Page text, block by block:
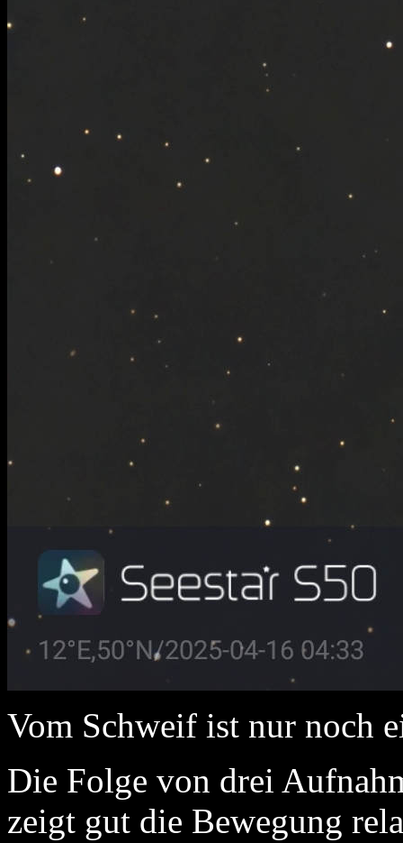
Vom Schweif ist nur noch
Die Folge von drei
zeigt gut die Bewegung